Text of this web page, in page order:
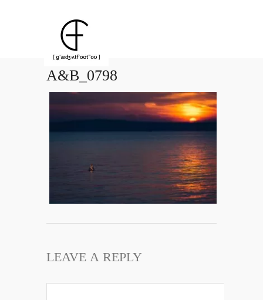
A&B_0798
LEAVE A REPLY